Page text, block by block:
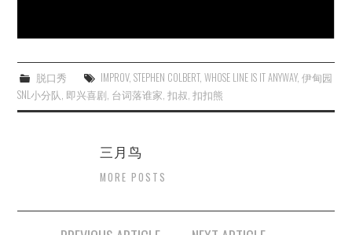
脱口秀 IMPROV, STEPHEN COLBERT, WHOSE LINE IS IT ANYWAY, 伊甸园
SNL小分队, 即兴喜剧, 台词落谁家,扣叔,扣扣熊
三月鸟
MORE POSTS